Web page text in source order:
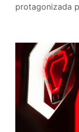
protagonizada